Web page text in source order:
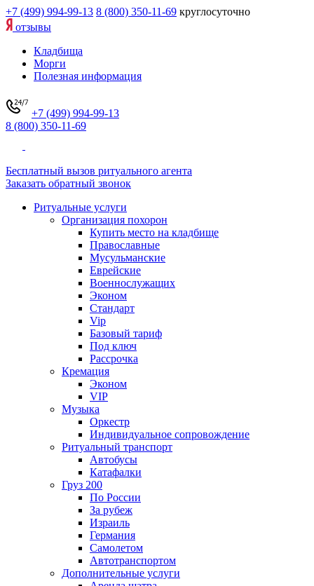
+7 (499) 994-99-13 8 (800) 350-11-69 круглосуточно
отзывы
Кладбища
Морги
Полезная информация
+7 (499) 994-99-13
8 (800) 350-11-69
Бесплатный вызов ритуального агента
Заказать обратный звонок
Ритуальные услуги
Организация похорон
Купить место на кладбище
Православные
Мусульманские
Еврейские
Военнослужащих
Эконом
Стандарт
Vip
Базовый тариф
Под ключ
Рассрочка
Кремация
Эконом
VIP
Музыка
Оркестр
Индивидуальное сопровождение
Ритуальный транспорт
Автобусы
Катафалки
Груз 200
По России
За рубеж
Израиль
Германия
Самолетом
Автотранспортом
Дополнительные услуги